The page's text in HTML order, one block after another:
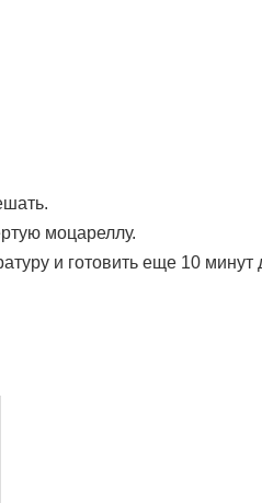
моцареллу.
и готовить еще 10 минут